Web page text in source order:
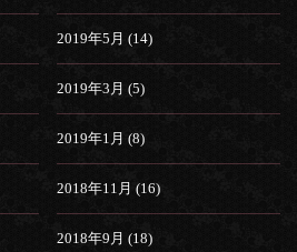
2019年5月 (14)
2019年3月 (5)
2019年1月 (8)
2018年11月 (16)
2018年9月 (18)